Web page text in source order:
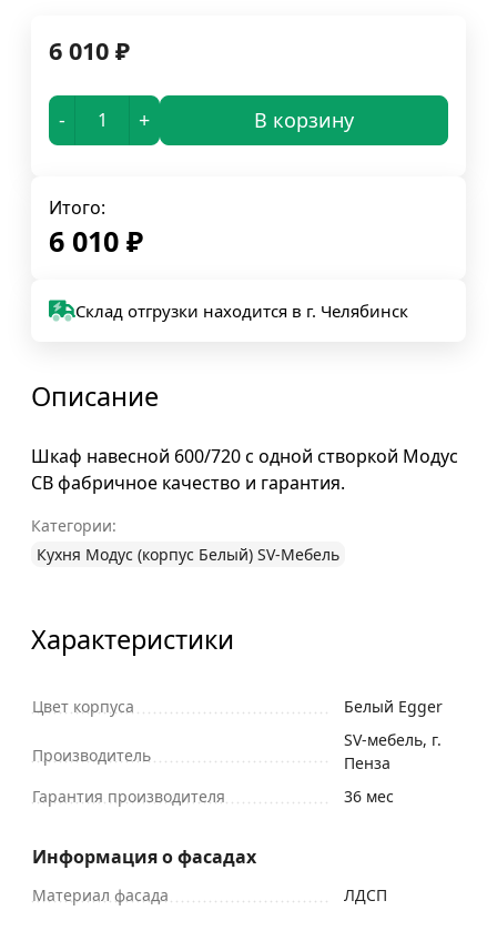
6 010 ₽
- + В корзину
Итого:
6 010 ₽
Склад отгрузки находится в г. Челябинск
Описание
Шкаф навесной 600/720 с одной створкой Модус
СВ фабричное качество и гарантия.
Категории:
Кухня Модус (корпус Белый) SV-Мебель
Характеристики
Цвет корпуса Белый Egger
Производитель
SV-мебель, г.
Пенза
Гарантия производителя
36 мес
Информация о фасадах
Материал фасада ЛДСП